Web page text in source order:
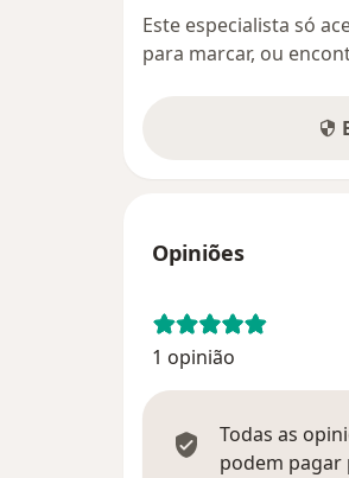
Este especialista só
para marcar, ou
Opiniões
1 opinião
Todas as
podem pagar